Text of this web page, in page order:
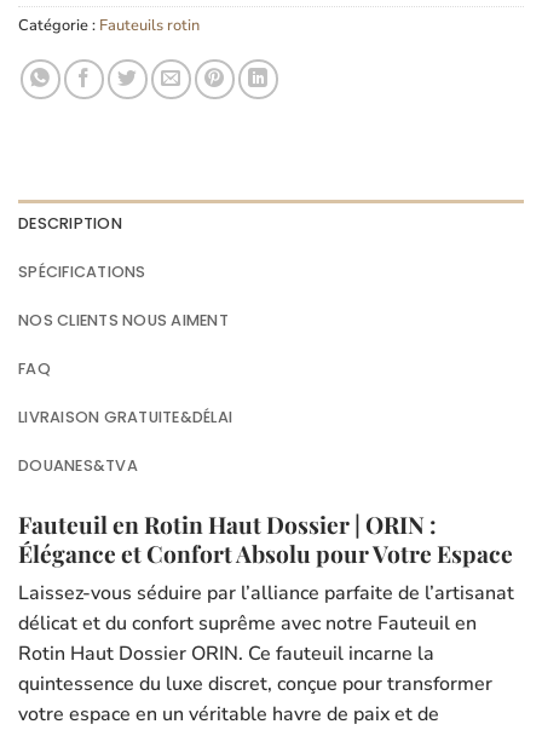
Catégorie : Fauteuils rotin
DESCRIPTION
SPÉCIFICATIONS
NOS CLIENTS NOUS AIMENT
FAQ
LIVRAISON GRATUITE&DÉLAI
DOUANES&TVA
Fauteuil en Rotin Haut Dossier | ORIN :
Élégance et Confort Absolu pour Votre Espace
Laissez-vous séduire par l’alliance parfaite de l’artisanat
délicat et du confort suprême avec notre Fauteuil en
Rotin Haut Dossier ORIN. Ce fauteuil incarne la
quintessence du luxe discret, conçue pour transformer
votre espace en un véritable havre de paix et de